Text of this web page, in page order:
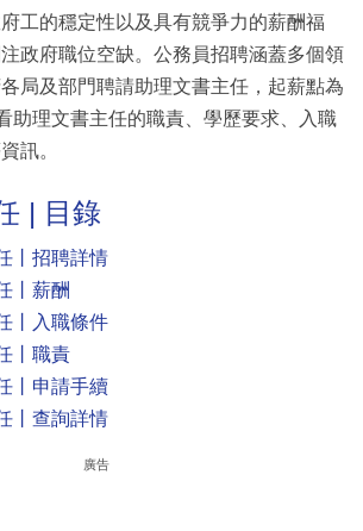
工的穩定性以及具有競爭力的薪酬福
政府職位空缺。公務員招聘涵蓋多個領
局及部門聘請助理文書主任，起薪點為
助理文書主任的職責、學歷要求、入職
訊。
| 目錄
丨招聘詳情
丨薪酬
丨入職條件
丨職責
丨申請手續
丨查詢詳情
廣告